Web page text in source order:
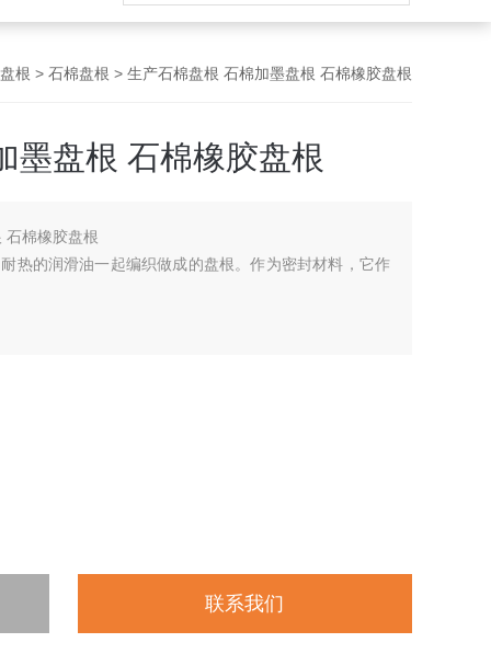
盘根 > 石棉盘根 > 生产石棉盘根 石棉加墨盘根 石棉橡胶盘根
墨盘根 石棉橡胶盘根
石棉橡胶盘根
热的润滑油一起编织做成的盘根。作为密封材料，它作
联系我们